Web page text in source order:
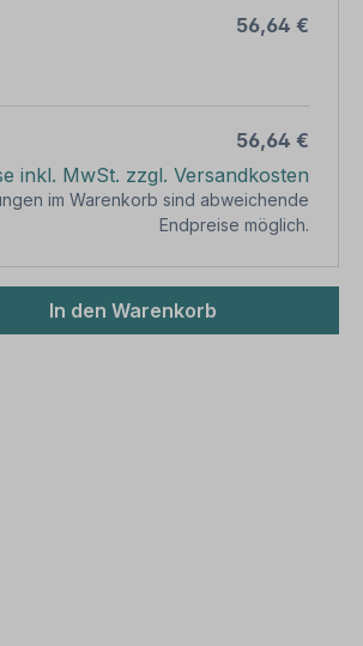
56,64 €
56,64 €
inkl. MwSt. zzgl. Versandkosten
im Warenkorb sind abweichende
Endpreise möglich.
gewünschten Wert
In den Warenkorb